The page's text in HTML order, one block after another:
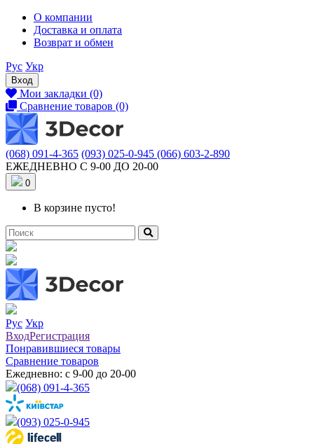
О компании
Доставка и оплата
Возврат и обмен
Рус Укр
Вход
Мои закладки (0)
Сравнение товаров (0)
(068) 091-4-365 (093) 025-0-945 (066) 603-2-890
ЕЖЕДНЕВНО С 9-00 ДО 20-00
0
В корзине пусто!
Рус Укр
ВходРегистрация
Понравившиеся товары
Сравнение товаров
Ежедневно: с 9-00 до 20-00
(068) 091-4-365
(093) 025-0-945